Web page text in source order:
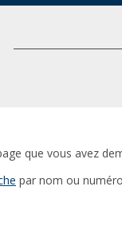
que vous avez
par nom ou